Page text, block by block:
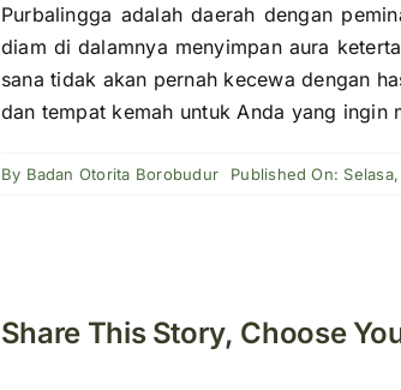
Purbalingga adalah daerah dengan
diam di dalamnya menyimpan aura
sana tidak akan pernah kecewa dengan
dan tempat kemah untuk Anda yang ingin
By Badan Otorita Borobudur Published On:
Share This Story, Choose